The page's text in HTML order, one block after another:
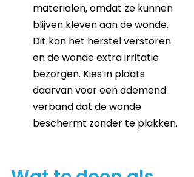
materialen, omdat ze kunnen
blijven kleven aan de wonde.
Dit kan het herstel verstoren
en de wonde extra irritatie
bezorgen. Kies in plaats
daarvan voor een ademend
verband dat de wonde
beschermt zonder te plakken.